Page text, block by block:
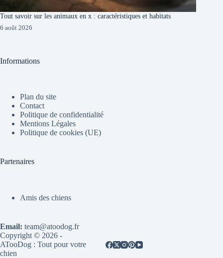
Tout savoir sur les animaux en x : caractéristiques et habitats
6 août 2026
Informations
Plan du site
Contact
Politique de confidentialité
Mentions Légales
Politique de cookies (UE)
Partenaires
Amis des chiens
Email: team@atoodog.fr
Copyright © 2026 -
ATooDog : Tout pour votre
chien